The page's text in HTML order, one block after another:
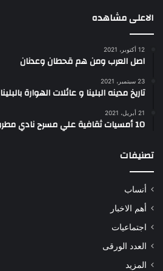
الاعلى مشاهده
12 أكتوبر، 2021
اصل العرب ومن هم قحطان وعدنان
23 سبتمبر، 2021
تاريخ مدينه البلينا و عائلات الهوارة بالبلينا
21 أبريل، 2021
10 أمسيات ثقافية علي مسرح نادي مطروح الإجتماعي في رمضان
تصنيفات
أنساب
أهم الاخبار
اجتماعيات
العدد الورقى
المزيد